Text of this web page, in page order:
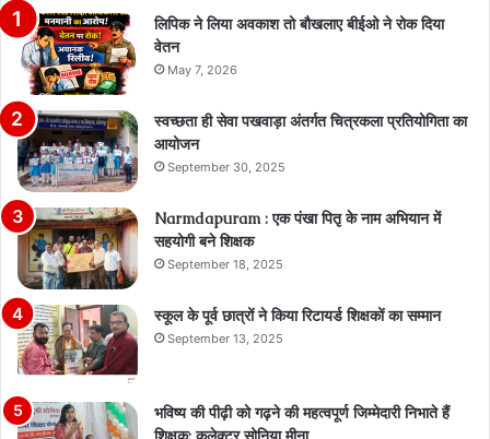
लिपिक ने लिया अवकाश तो बौखलाए बीईओ ने रोक दिया
वेतन
May 7, 2026
स्वच्छता ही सेवा पखवाड़ा अंतर्गत चित्रकला प्रतियोगिता का
आयोजन
September 30, 2025
Narmdapuram : एक पंखा पितृ के नाम अभियान में
सहयोगी बने शिक्षक
September 18, 2025
स्कूल के पूर्व छात्रों ने किया रिटायर्ड शिक्षकों का सम्मान
September 13, 2025
भविष्य की पीढ़ी को गढ़ने की महत्वपूर्ण जिम्मेदारी निभाते हैं